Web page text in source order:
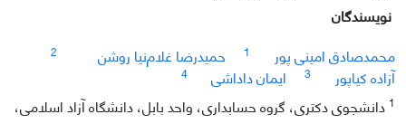
نویسندگان
محمدصادق امینی پور
1 حمیدرضا غلام‌نیا روشن 2
آزاده کیاپور 3 ایمان داداشی
4
1 دانشجوی دکتری، گروه حسابداری، واحد بابل، دانشگاه آزاد اسلامی،